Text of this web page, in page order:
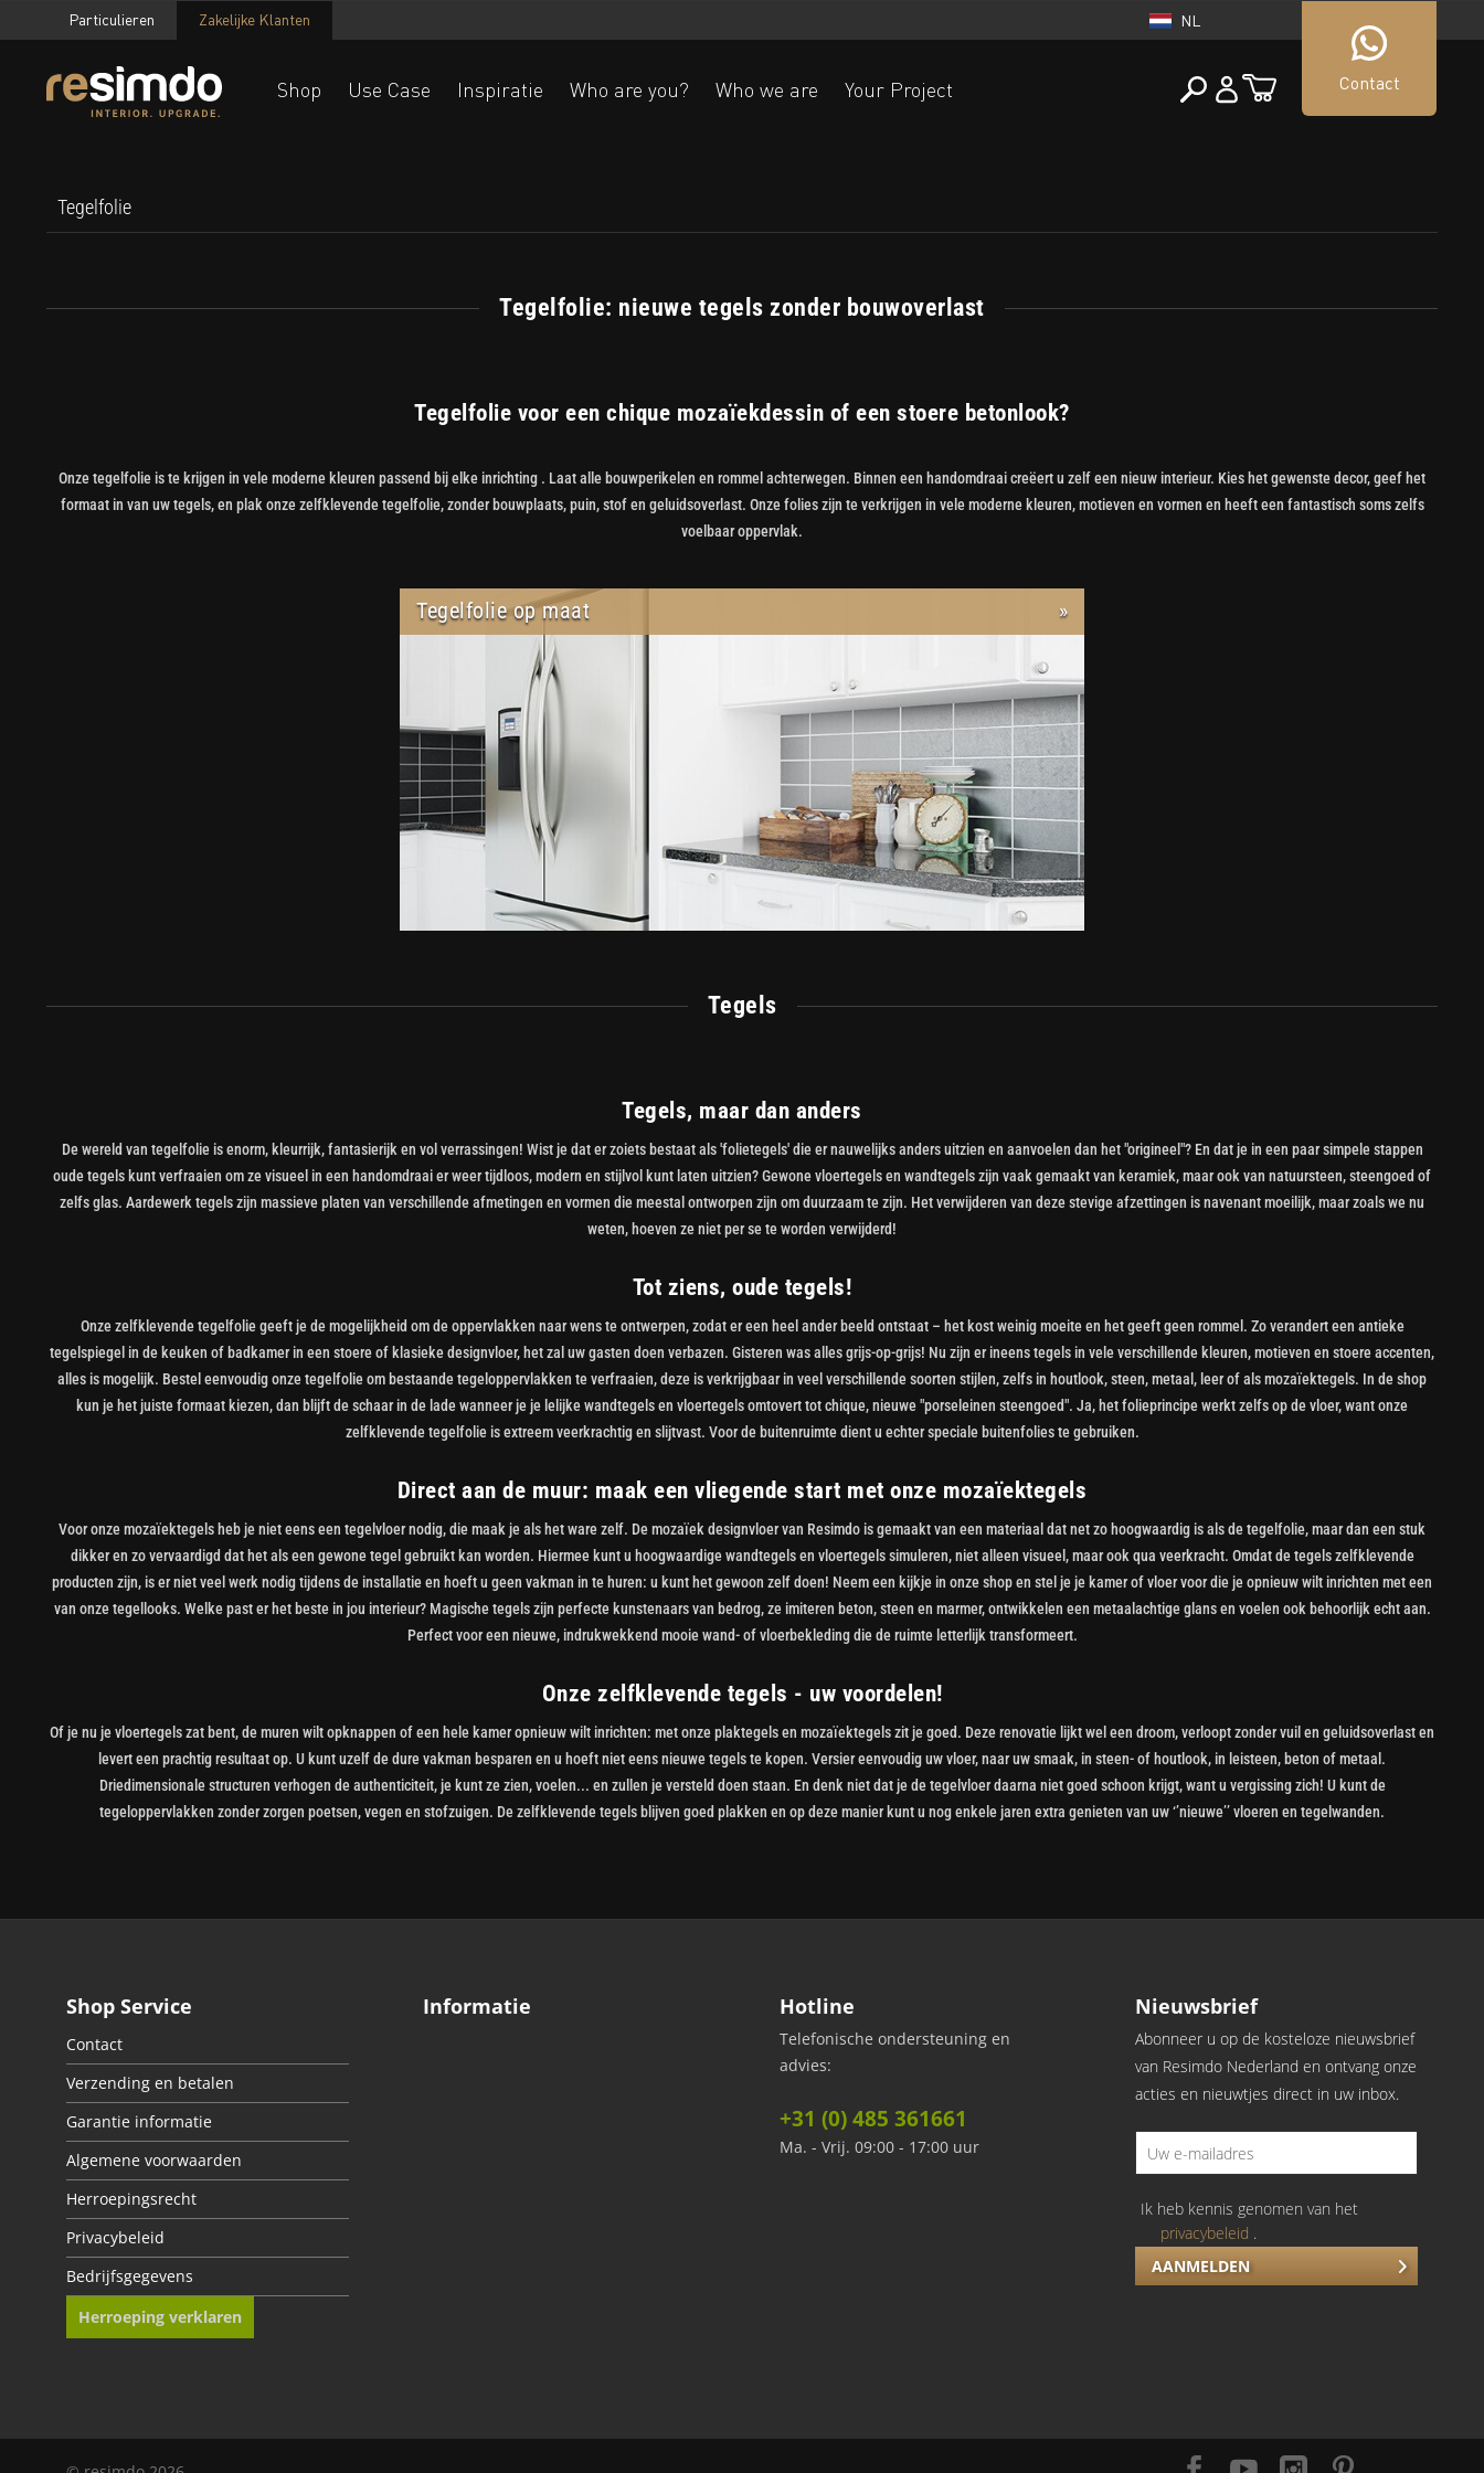
Particulieren Zakelijke Klanten NL
Contact
Shop Use Case Inspiratie Who are you? Who we are Your Project
Tegelfolie
Tegelfolie: nieuwe tegels zonder bouwoverlast
Tegelfolie voor een chique mozaïekdessin of een stoere betonlook?
Onze tegelfolie is te krijgen in vele moderne kleuren passend bij elke inrichting . Laat alle bouwperikelen en rommel achterwegen. Binnen een handomdraai creëert u zelf een nieuw interieur. Kies het gewenste decor, geef het
formaat in van uw tegels, en plak onze zelfklevende tegelfolie, zonder bouwplaats, puin, stof en geluidsoverlast. Onze folies zijn te verkrijgen in vele moderne kleuren, motieven en vormen en heeft een fantastisch soms zelfs
voelbaar oppervlak.
Tegelfolie op maat »
Tegels
Tegels, maar dan anders
De wereld van tegelfolie is enorm, kleurrijk, fantasierijk en vol verrassingen! Wist je dat er zoiets bestaat als 'folietegels' die er nauwelijks anders uitzien en aanvoelen dan het "origineel"? En dat je in een paar simpele stappen
oude tegels kunt verfraaien om ze visueel in een handomdraai er weer tijdloos, modern en stijlvol kunt laten uitzien? Gewone vloertegels en wandtegels zijn vaak gemaakt van keramiek, maar ook van natuursteen, steengoed of
zelfs glas. Aardewerk tegels zijn massieve platen van verschillende afmetingen en vormen die meestal ontworpen zijn om duurzaam te zijn. Het verwijderen van deze stevige afzettingen is navenant moeilijk, maar zoals we nu
weten, hoeven ze niet per se te worden verwijderd!
Tot ziens, oude tegels!
Onze zelfklevende tegelfolie geeft je de mogelijkheid om de oppervlakken naar wens te ontwerpen, zodat er een heel ander beeld ontstaat – het kost weinig moeite en het geeft geen rommel. Zo verandert een antieke
tegelspiegel in de keuken of badkamer in een stoere of klasieke designvloer, het zal uw gasten doen verbazen. Gisteren was alles grijs-op-grijs! Nu zijn er ineens tegels in vele verschillende kleuren, motieven en stoere accenten,
alles is mogelijk. Bestel eenvoudig onze tegelfolie om bestaande tegeloppervlakken te verfraaien, deze is verkrijgbaar in veel verschillende soorten stijlen, zelfs in houtlook, steen, metaal, leer of als mozaïektegels. In de shop
kun je het juiste formaat kiezen, dan blijft de schaar in de lade wanneer je je lelijke wandtegels en vloertegels omtovert tot chique, nieuwe "porseleinen steengoed". Ja, het folieprincipe werkt zelfs op de vloer, want onze
zelfklevende tegelfolie is extreem veerkrachtig en slijtvast. Voor de buitenruimte dient u echter speciale buitenfolies te gebruiken.
Direct aan de muur: maak een vliegende start met onze mozaïektegels
Voor onze mozaïektegels heb je niet eens een tegelvloer nodig, die maak je als het ware zelf. De mozaïek designvloer van Resimdo is gemaakt van een materiaal dat net zo hoogwaardig is als de tegelfolie, maar dan een stuk
dikker en zo vervaardigd dat het als een gewone tegel gebruikt kan worden. Hiermee kunt u hoogwaardige wandtegels en vloertegels simuleren, niet alleen visueel, maar ook qua veerkracht. Omdat de tegels zelfklevende
producten zijn, is er niet veel werk nodig tijdens de installatie en hoeft u geen vakman in te huren: u kunt het gewoon zelf doen! Neem een kijkje in onze shop en stel je je kamer of vloer voor die je opnieuw wilt inrichten met een
van onze tegellooks. Welke past er het beste in jou interieur? Magische tegels zijn perfecte kunstenaars van bedrog, ze imiteren beton, steen en marmer, ontwikkelen een metaalachtige glans en voelen ook behoorlijk echt aan.
Perfect voor een nieuwe, indrukwekkend mooie wand- of vloerbekleding die de ruimte letterlijk transformeert.
Onze zelfklevende tegels - uw voordelen!
Of je nu je vloertegels zat bent, de muren wilt opknappen of een hele kamer opnieuw wilt inrichten: met onze plaktegels en mozaïektegels zit je goed. Deze renovatie lijkt wel een droom, verloopt zonder vuil en geluidsoverlast en
levert een prachtig resultaat op. U kunt uzelf de dure vakman besparen en u hoeft niet eens nieuwe tegels te kopen. Versier eenvoudig uw vloer, naar uw smaak, in steen- of houtlook, in leisteen, beton of metaal.
Driedimensionale structuren verhogen de authenticiteit, je kunt ze zien, voelen... en zullen je versteld doen staan. En denk niet dat je de tegelvloer daarna niet goed schoon krijgt, want u vergissing zich! U kunt de
tegeloppervlakken zonder zorgen poetsen, vegen en stofzuigen. De zelfklevende tegels blijven goed plakken en op deze manier kunt u nog enkele jaren extra genieten van uw ‘’nieuwe’’ vloeren en tegelwanden.
Shop Service
Contact
Verzending en betalen
Garantie informatie
Algemene voorwaarden
Herroepingsrecht
Privacybeleid
Bedrijfsgegevens
Herroeping verklaren
Informatie Hotline
Telefonische ondersteuning en
advies:
+31 (0) 485 361661
Ma. - Vrij. 09:00 - 17:00 uur
Nieuwsbrief
Abonneer u op de kosteloze nieuwsbrief
van Resimdo Nederland en ontvang onze
acties en nieuwtjes direct in uw inbox.
AANMELDEN
Ik heb kennis genomen van het
privacybeleid .